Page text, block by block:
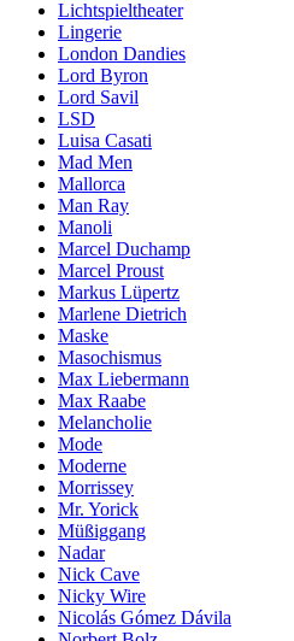
Lichtspieltheater
Lingerie
London Dandies
Lord Byron
Lord Savil
LSD
Luisa Casati
Mad Men
Mallorca
Man Ray
Manoli
Marcel Duchamp
Marcel Proust
Markus Lüpertz
Marlene Dietrich
Maske
Masochismus
Max Liebermann
Max Raabe
Melancholie
Mode
Moderne
Morrissey
Mr. Yorick
Müßiggang
Nadar
Nick Cave
Nicky Wire
Nicolás Gómez Dávila